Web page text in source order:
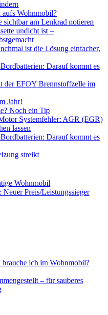
Wohnmobil?
am Lenkrad notieren
undicht ist –
ist die Lösung einfacher,
Darauf kommt es
der EFOY Brennstoffzelle im
Jahr!
Noch ein Tip
Systemfehler: AGR (EGR)
lassen
Darauf kommt es
streikt
Wohnmobil
Neuer Preis/Leistungssieger
brauche ich im Wohnmobil?
– für sauberes